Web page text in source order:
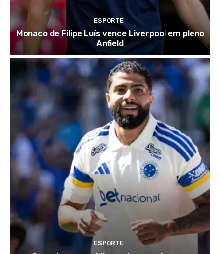
ESPORTE
Monaco de Filipe Luís vence Liverpool em pleno
Anfield
ESPORTE